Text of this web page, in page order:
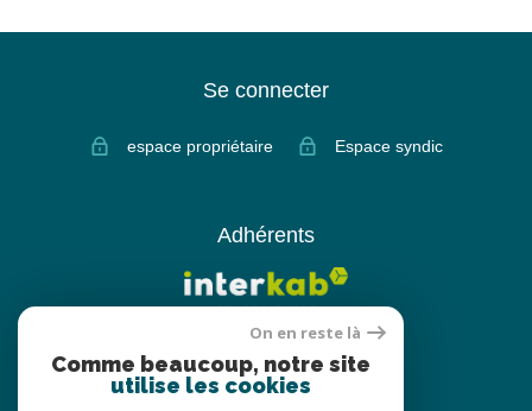
Se connecter
espace propriétaire Espace syndic
Adhérents
On en reste là
Comme beaucoup, notre site
utilise les cookies